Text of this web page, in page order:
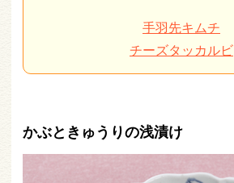
手羽先キムチ
チーズタッカルビ
かぶときゅうりの浅漬け